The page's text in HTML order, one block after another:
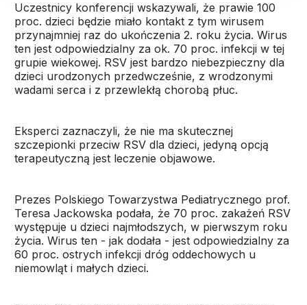
Uczestnicy konferencji wskazywali, że prawie 100
proc. dzieci będzie miało kontakt z tym wirusem
przynajmniej raz do ukończenia 2. roku życia. Wirus
ten jest odpowiedzialny za ok. 70 proc. infekcji w tej
grupie wiekowej. RSV jest bardzo niebezpieczny dla
dzieci urodzonych przedwcześnie, z wrodzonymi
wadami serca i z przewlekłą chorobą płuc.
Eksperci zaznaczyli, że nie ma skutecznej
szczepionki przeciw RSV dla dzieci, jedyną opcją
terapeutyczną jest leczenie objawowe.
Prezes Polskiego Towarzystwa Pediatrycznego prof.
Teresa Jackowska podała, że 70 proc. zakażeń RSV
występuje u dzieci najmłodszych, w pierwszym roku
życia. Wirus ten - jak dodała - jest odpowiedzialny za
60 proc. ostrych infekcji dróg oddechowych u
niemowląt i małych dzieci.